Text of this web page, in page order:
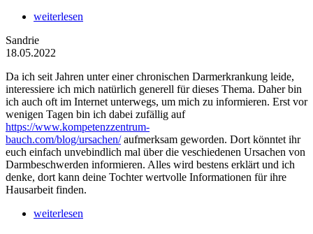
weiterlesen
Sandrie
18.05.2022
Da ich seit Jahren unter einer chronischen Darmerkrankung leide,
interessiere ich mich natürlich generell für dieses Thema. Daher bin
ich auch oft im Internet unterwegs, um mich zu informieren. Erst vor
wenigen Tagen bin ich dabei zufällig auf
https://www.kompetenzzentrum-
bauch.com/blog/ursachen/aufmerksam geworden. Dort könntet ihr
euch einfach unvebindlich mal über die veschiedenen Ursachen von
Darmbeschwerden informieren. Alles wird bestens erklärt und ich
denke, dort kann deine Tochter wertvolle Informationen für ihre
Hausarbeit finden.
weiterlesen